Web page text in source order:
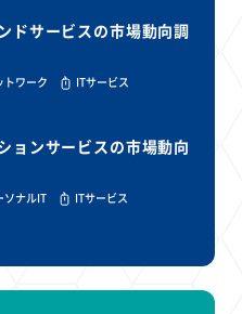
ドサービスの市場動向調
トワーク
ITサービス
ョンサービスの市場動向
ソナルIT
ITサービス